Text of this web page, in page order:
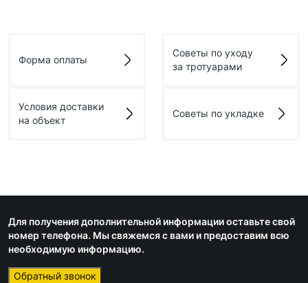
Форма оплаты
Советы по уходу
за тротуарами
Условия доставки
на объект
Советы по укладке
Для получения дополнительной информации оставьте свой
номер телефона. Мы свяжемся с вами и предоставим всю
необходимую информацию.
Обратный звонок